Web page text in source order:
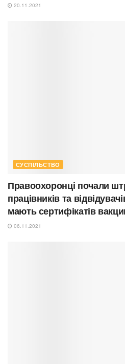
20.11.2021
СУСПІЛЬСТВО
Правоохоронці почали
працівників та
мають сертифікатів
06.11.2021